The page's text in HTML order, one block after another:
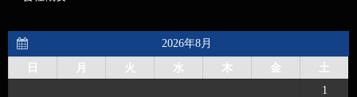
2026年8月
日 月 火 水 木 金
土
1